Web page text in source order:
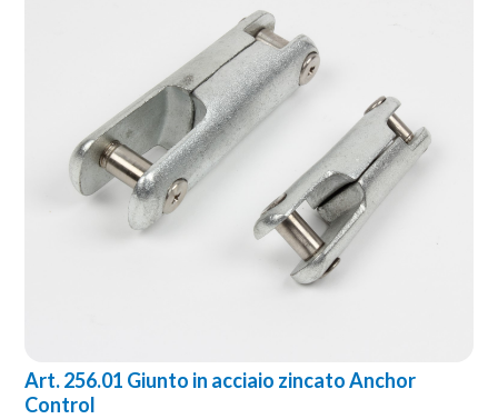
Art. 256.01 Giunto in acciaio zincato Anchor
Control